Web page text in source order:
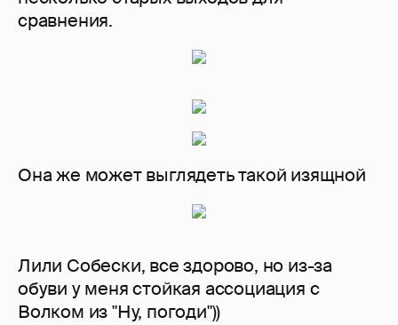
сравнения.
Она же может выглядеть такой изящной
Лили Собески, все здорово, но из-за
обуви у меня стойкая ассоциация с
Волком из "Ну, погоди"))